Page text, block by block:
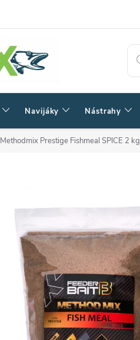
Navijáky Nástrahy
Methodmix Prestige Fishmeal SPICE 2 kg